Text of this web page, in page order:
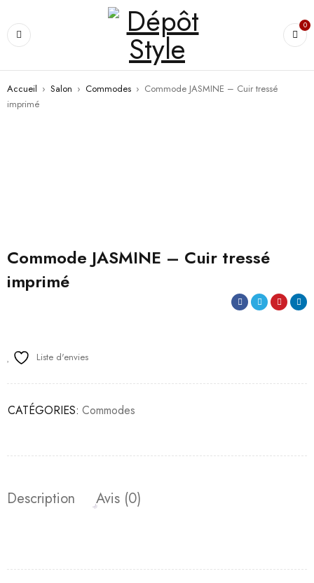
0
Accueil › Salon › Commodes › Commode JASMINE – Cuir tressé
imprimé
Commode JASMINE – Cuir tressé
imprimé
Liste d'envies
CATÉGORIES: Commodes
Description Avis (0)